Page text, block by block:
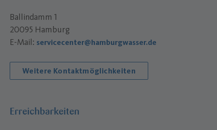
Ballindamm 1
20095 Hamburg
E-Mail: servicecenter@hamburgwasser.de
Weitere Kontaktmöglichkeiten
Erreichbarkeiten